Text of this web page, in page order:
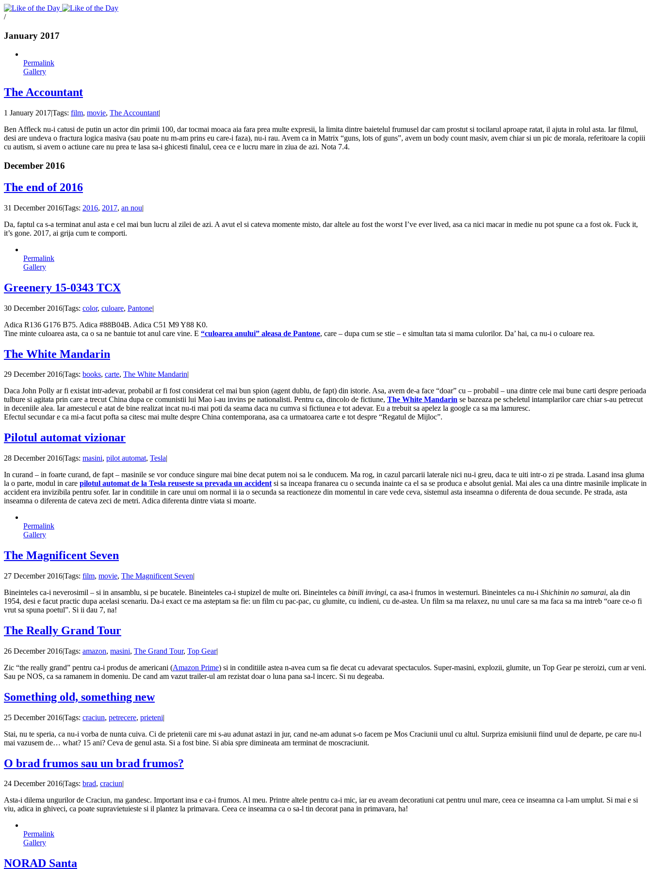
Toggle
SlidingBar
/
January 2017
Permalink
Gallery
The Accountant
1 January 2017|Tags: film, movie, The Accountant|
Ben Affleck nu-i catusi de putin un actor din primii 100, dar tocmai moaca aia fara prea multe expresii, la limita dintre baietelul frumusel dar cam prostut si tocilarul aproape ratat, il ajuta in rolul asta. Iar filmul,
desi are undeva o fractura logica masiva (sau poate nu m-am prins eu care-i faza), nu-i rau. Avem ca in Matrix “guns, lots of guns”, avem un body count masiv, avem chiar si un pic de morala, referitoare la copiii
cu autism, si avem o actiune care nu prea te lasa sa-i ghicesti finalul, ceea ce e lucru mare in ziua de azi. Nota 7.4.
December 2016
The end of 2016
31 December 2016|Tags: 2016, 2017, an nou|
Da, faptul ca s-a terminat anul asta e cel mai bun lucru al zilei de azi. A avut el si cateva momente misto, dar altele au fost the worst I’ve ever lived, asa ca nici macar in medie nu pot spune ca a fost ok. Fuck it,
it’s gone. 2017, ai grija cum te comporti.
Permalink
Gallery
Greenery 15-0343 TCX
30 December 2016|Tags: color, culoare, Pantone|
Adica R136 G176 B75. Adica #88B04B. Adica C51 M9 Y88 K0.
Tine minte culoarea asta, ca o sa ne bantuie tot anul care vine. E “culoarea anului” aleasa de Pantone, care – dupa cum se stie – e simultan tata si mama culorilor. Da’ hai, ca nu-i o culoare rea.
The White Mandarin
29 December 2016|Tags: books, carte, The White Mandarin|
Daca John Polly ar fi existat intr-adevar, probabil ar fi fost considerat cel mai bun spion (agent dublu, de fapt) din istorie. Asa, avem de-a face “doar” cu – probabil – una dintre cele mai bune carti despre perioada
tulbure si agitata prin care a trecut China dupa ce comunistii lui Mao i-au invins pe nationalisti. Pentru ca, dincolo de fictiune, The White Mandarin se bazeaza pe scheletul intamplarilor care chiar s-au petrecut
in deceniile alea. Iar amestecul e atat de bine realizat incat nu-ti mai poti da seama daca nu cumva si fictiunea e tot adevar. Eu a trebuit sa apelez la google ca sa ma lamuresc.
Efectul secundar e ca mi-a facut pofta sa citesc mai multe despre China contemporana, asa ca urmatoarea carte e tot despre “Regatul de Mijloc”.
Pilotul automat vizionar
28 December 2016|Tags: masini, pilot automat, Tesla|
In curand – in foarte curand, de fapt – masinile se vor conduce singure mai bine decat putem noi sa le conducem. Ma rog, in cazul parcarii laterale nici nu-i greu, daca te uiti intr-o zi pe strada. Lasand insa gluma
la o parte, modul in care pilotul automat de la Tesla reuseste sa prevada un accident si sa inceapa franarea cu o secunda inainte ca el sa se produca e absolut genial. Mai ales ca una dintre masinile implicate in
accident era invizibila pentru sofer. Iar in conditiile in care unui om normal ii ia o secunda sa reactioneze din momentul in care vede ceva, sistemul asta inseamna o diferenta de doua secunde. Pe strada, asta
inseamna o diferenta de cateva zeci de metri. Adica diferenta dintre viata si moarte.
Permalink
Gallery
The Magnificent Seven
27 December 2016|Tags: film, movie, The Magnificent Seven|
Bineinteles ca-i neverosimil – si in ansamblu, si pe bucatele. Bineinteles ca-i stupizel de multe ori. Bineinteles ca binili invingi, ca asa-i frumos in westernuri. Bineinteles ca nu-i Shichinin no samurai, ala din
1954, desi e facut practic dupa acelasi scenariu. Da-i exact ce ma asteptam sa fie: un film cu pac-pac, cu glumite, cu indieni, cu de-astea. Un film sa ma relaxez, nu unul care sa ma faca sa ma intreb “oare ce-o fi
vrut sa spuna poetul”. Si ii dau 7, na!
The Really Grand Tour
26 December 2016|Tags: amazon, masini, The Grand Tour, Top Gear|
Zic “the really grand” pentru ca-i produs de americani (Amazon Prime) si in conditiile astea n-avea cum sa fie decat cu adevarat spectaculos. Super-masini, explozii, glumite, un Top Gear pe steroizi, cum ar veni.
Sau pe NOS, ca sa ramanem in domeniu. De cand am vazut trailer-ul am rezistat doar o luna pana sa-l incerc. Si nu degeaba.
Something old, something new
25 December 2016|Tags: craciun, petrecere, prieteni|
Stai, nu te speria, ca nu-i vorba de nunta cuiva. Ci de prietenii care mi s-au adunat astazi in jur, cand ne-am adunat s-o facem pe Mos Craciunii unul cu altul. Surpriza emisiunii fiind unul de departe, pe care nu-l
mai vazusem de… what? 15 ani? Ceva de genul asta. Si a fost bine. Si abia spre dimineata am terminat de moscraciunit.
O brad frumos sau un brad frumos?
24 December 2016Tags: brad, craciun
Asta-i dilema ungurilor de Craciun, ma gandesc. Important insa e ca-i frumos. Al meu. Printre altele pentru ca-i mic, iar eu aveam decoratiuni cat pentru unul mare, ceea ce inseamna ca l-am umplut. Si mai e si
viu, adica in ghiveci, ca poate supravietuieste si il plantez la primavara. Ceea ce inseamna ca o sa-l tin decorat pana in primavara, ha!
Permalink
Gallery
NORAD Santa